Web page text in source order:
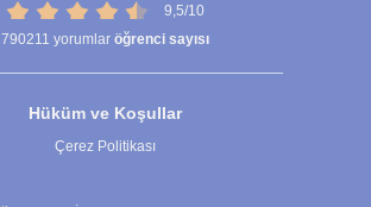
9,5/10
790211 yorumlar öğrenci sayısı
Hüküm ve Koşullar
Çerez Politikası